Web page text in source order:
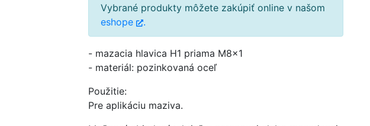
Vybrané produkty môžete zakúpiť online v našom
eshope
.
- mazacia hlavica H1 priama M8x1
- materiál: pozinkovaná oceľ
Použitie:
Pre aplikáciu maziva.